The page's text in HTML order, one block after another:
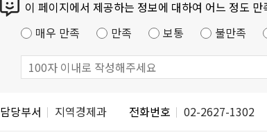
이 페이지에서 제공하는 정보에 대하여 어느 정도 만
매우 만족
만족 보통 불만족
담당부서 지역경제과 전화번호 02-2627-1302